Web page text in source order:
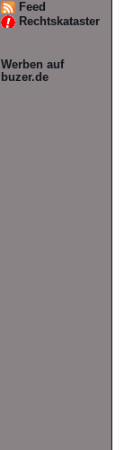
Feed
Rechtskataster
Werben auf
buzer.de